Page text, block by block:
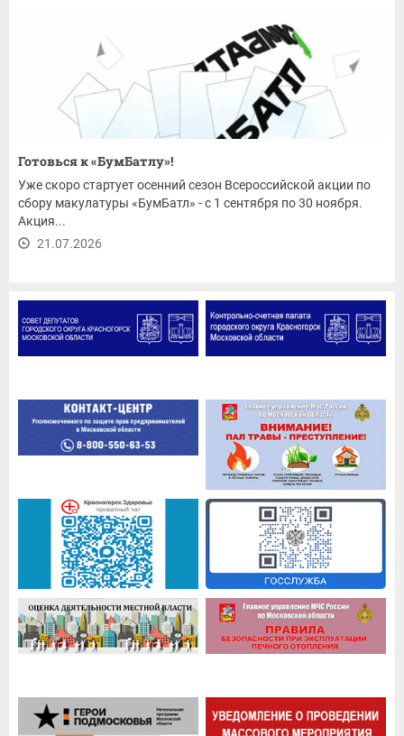
Готовься к «БумБатлу»!
Уже скоро стартует осенний сезон Всероссийской акции по
сбору макулатуры «БумБатл» - с 1 сентября по 30 ноября.
Акция...
21.07.2026